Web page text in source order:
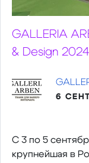
GALLERIA
& Design 2024
6
С 3 по 5
крупнейшая в